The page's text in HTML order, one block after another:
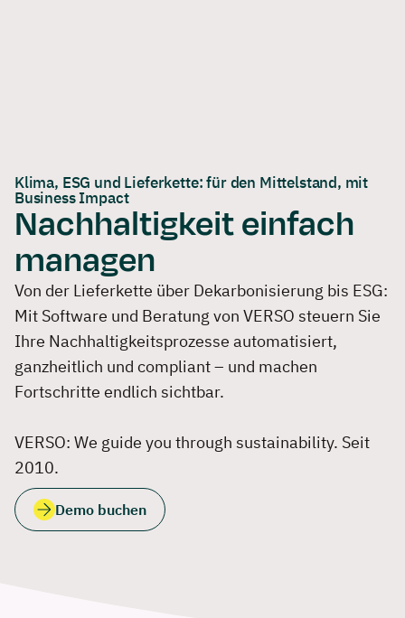
Klima, ESG und Lieferkette: für den Mittelstand, mit
Business Impact
Nachhaltigkeit einfach
managen
Von der Lieferkette über Dekarbonisierung bis ESG:
Mit Software und Beratung von VERSO steuern Sie
Ihre Nachhaltigkeits­prozesse automatisiert,
ganzheitlich und compliant – und machen
Fortschritte endlich sichtbar.
VERSO: We guide you through sustainability. Seit
2010.
Demo buchen